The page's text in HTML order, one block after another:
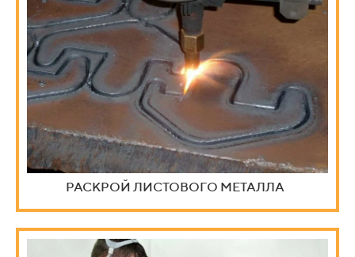
РАСКРОЙ ЛИСТОВОГО МЕТАЛЛА